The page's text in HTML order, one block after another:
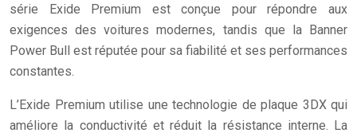
série Exide Premium est conçue pour répondre aux
exigences des voitures modernes, tandis que la Banner
Power Bull est réputée pour sa fiabilité et ses performances
constantes.
L’Exide Premium utilise une technologie de plaque 3DX qui
améliore la conductivité et réduit la résistance interne. La